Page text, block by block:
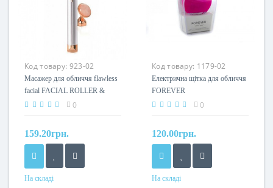
Код товару: 923-02
Масажер для обличчя flawless
facial FACIAL ROLLER &
MASSAGER
0
159.20грн.
На складі
Код товару: 1179-02
Електрична щітка для обличчя
FOREVER
0
120.00грн.
На складі